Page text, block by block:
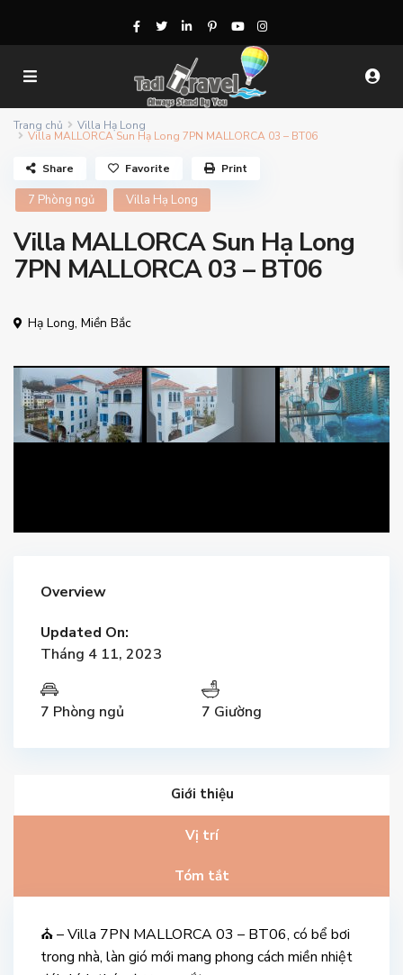
Trang chủ Villa Hạ Long
Villa MALLORCA Sun Hạ Long 7PN MALLORCA 03 – BT06
7 Phòng ngủ Villa Hạ Long
Villa MALLORCA Sun Hạ Long
7PN MALLORCA 03 – BT06
Hạ Long,Miền Bắc
Share Favorite Print
Overview
Updated On:
Tháng 4 11, 2023
7 Phòng ngủ 7 Giường
Giới thiệu
Vị trí
Tóm tắt
⛪ – Villa 7PN MALLORCA 03 – BT06, có bể bơi
trong nhà, làn gió mới mang phong cách miền nhiệt